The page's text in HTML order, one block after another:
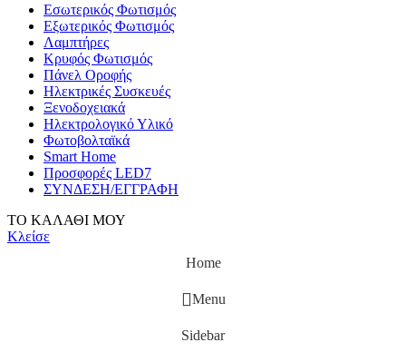
Εσωτερικός Φωτισμός
Εξωτερικός Φωτισμός
Λαμπτήρες
Κρυφός Φωτισμός
Πάνελ Οροφής
Ηλεκτρικές Συσκευές
Ξενοδοχειακά
Ηλεκτρολογικό Υλικό
Φωτοβολταϊκά
Smart Home
Προσφορές LED7
ΣΥΝΔΕΣΗ/ΕΓΓΡΑΦΗ
ΤΟ ΚΑΛΑΘΙ ΜΟΥ
Κλείσε
Home
Menu
Sidebar